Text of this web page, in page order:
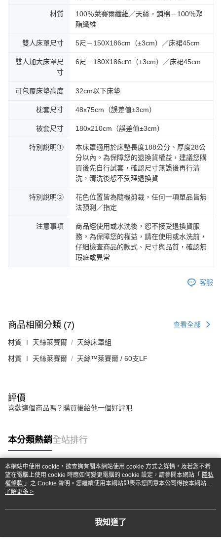
材質
100％萊賽爾纖維／天絲，鋪棉－100％聚
酯纖維
雙人床罩尺寸 5尺－150X186cm（±3cm）／床裙45cm
雙人加大床罩尺
寸
6尺－180X186cｍ（±3cm）／床裙45cm
可包覆床墊高度 32cm以下床墊
枕套尺寸 48x75cm（誤差值±3cm）
被套尺寸 180x210cm（誤差值±3cm）
特別說明①
本床罩適用於床墊長度188公分、厚度28公
分以內。為保障您的退換貨權益，建議您購
買後先自行試套，確認尺寸無誤後再行清
洗，清洗後恕不受理退換貨
特別說明②
花色位置皆為隨機剪裁，任何一項單品皆無
法預測／指定
注意事項
商品經使用或水洗後，恕不接受退換貨服
務。為保障您的權益，請在使用或水洗前，
仔細檢查商品的款式、尺寸與品質，確認無
瑕疵或異常
客服
商品相關分類 (7) 查看全部
材質 ∣ 天絲萊賽爾 天絲床罩組
材質 ∣ 天絲萊賽爾 天絲™萊賽爾 / 60支LF
評價
喜歡這個商品嗎？購買後給他一個好評吧
本分類熱銷全站排行
熱門標籤
本網站中使用 cookie，欲查詢有關本網站使用 cookie 方式之詳情，及若您不希
望在電腦上使用 cookie 時應如何變更電腦的 cookie 設定，請參閱本網站「 隱私
權條款 」之 Cookie 聲明。您繼續使用本網站即表示您同意本公司得按本網站使
用條款之 Cookie 聲明使用 cookie。
了解更多 >
我知道了